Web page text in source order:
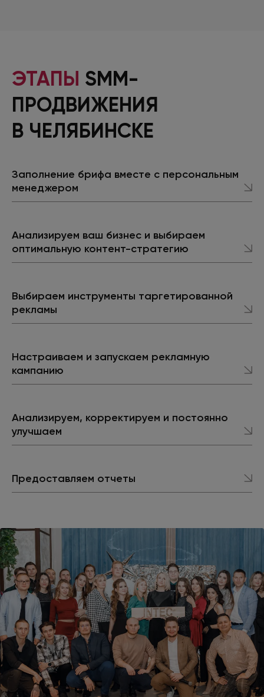
ЭТАПЫ SMM-
ПРОДВИЖЕНИЯ
В ЧЕЛЯБИНСКЕ
Заполнение брифа вместе с персональным
менеджером
Анализируем ваш бизнес и выбираем
оптимальную контент-стратегию
Выбираем инструменты таргетированной
рекламы
Настраиваем и запускаем рекламную
кампанию
Анализируем, корректируем и постоянно
улучшаем
Предоставляем отчеты